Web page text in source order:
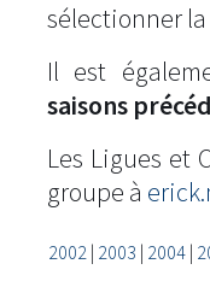
sélectionner
Il est
saisons
Les Ligues et
groupe à
2002| 2003 | 2004|